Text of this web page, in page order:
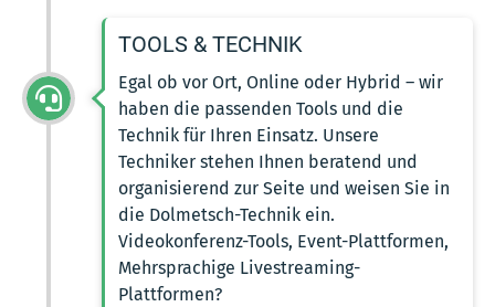
TOOLS & TECHNIK
Egal ob vor Ort, Online oder Hybrid – wir
haben die passenden Tools und die
Technik für Ihren Einsatz. Unsere
Techniker stehen Ihnen beratend und
organisierend zur Seite und weisen Sie in
die Dolmetsch-Technik ein.
Videokonferenz-Tools, Event-Plattformen,
Mehrsprachige Livestreaming-
Plattformen?